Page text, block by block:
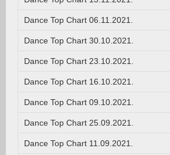
Dance Top Chart 06.11.2021.
Dance Top Chart 30.10.2021.
Dance Top Chart 23.10.2021.
Dance Top Chart 16.10.2021.
Dance Top Chart 09.10.2021.
Dance Top Chart 25.09.2021.
Dance Top Chart 11.09.2021.